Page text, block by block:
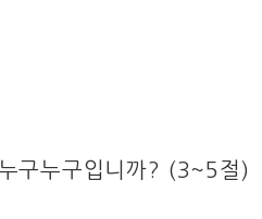
구누구입니까? (3~5절)